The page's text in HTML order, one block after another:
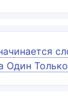
Один